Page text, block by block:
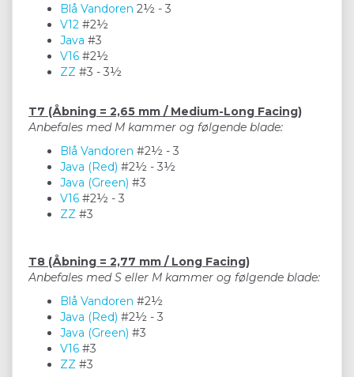
Blå Vandoren 2½ - 3
V12 #2½
Java #3
V16 #2½
ZZ #3 - 3½
T7 (Åbning = 2,65 mm / Medium-Long Facing)
Anbefales med M kammer og følgende blade:
Blå Vandoren #2½ - 3
Java (Red) #2½ - 3½
Java (Green) #3
V16 #2½ - 3
ZZ #3
T8 (Åbning = 2,77 mm / Long Facing)
Anbefales med S eller M kammer og følgende blade:
Blå Vandoren #2½
Java (Red) #2½ - 3
Java (Green) #3
V16 #3
ZZ #3